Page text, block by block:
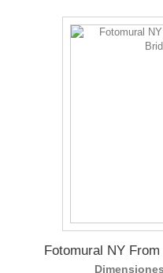
Fotomural NY